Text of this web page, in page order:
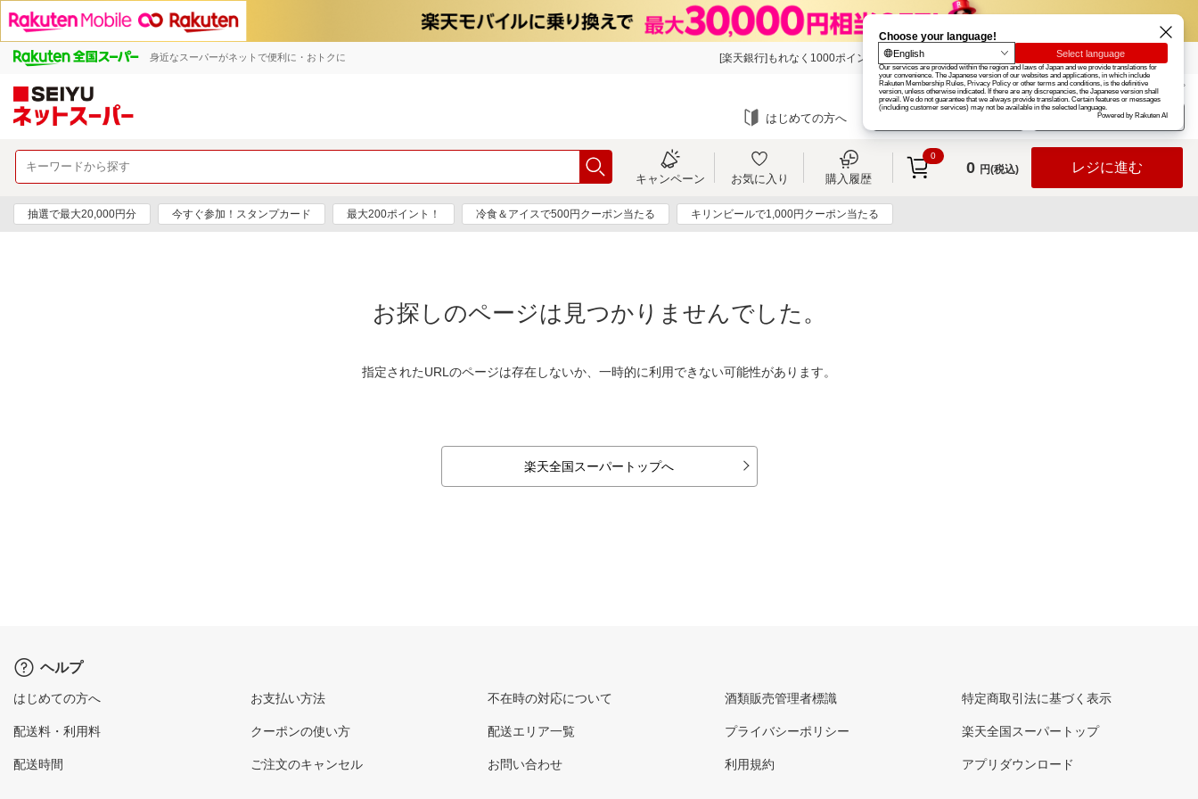
身近なスーパーがネットで便利に・おトクに [楽天銀行]もれなく1000ポイント 楽天グループ カード
お知らせ ヘルプ
はじめての方へ ログイン
キャンペーン お気に入り 購入履歴
0
0 円(税込) レジに進む
抽選で最大20,000円分 今すぐ参加！スタンプカード 最大200ポイント！ 冷食＆アイスで500円クーポン当たる キリンビールで1,000円クーポン当たる
お探しのページは見つかりませんでした。
指定されたURLのページは存在しないか、一時的に利用できない可能性があります。
楽天全国スーパートップへ
ヘルプ
はじめての方へ
配送料・利用料
配送時間
お支払い方法
クーポンの使い方
ご注文のキャンセル
不在時の対応について
配送エリア一覧
お問い合わせ
酒類販売管理者標識
プライバシーポリシー
利用規約
特定商取引法に基づく表示
楽天全国スーパートップ
アプリダウンロード